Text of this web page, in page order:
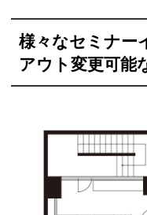
様々なセミナー
アウト変更可能